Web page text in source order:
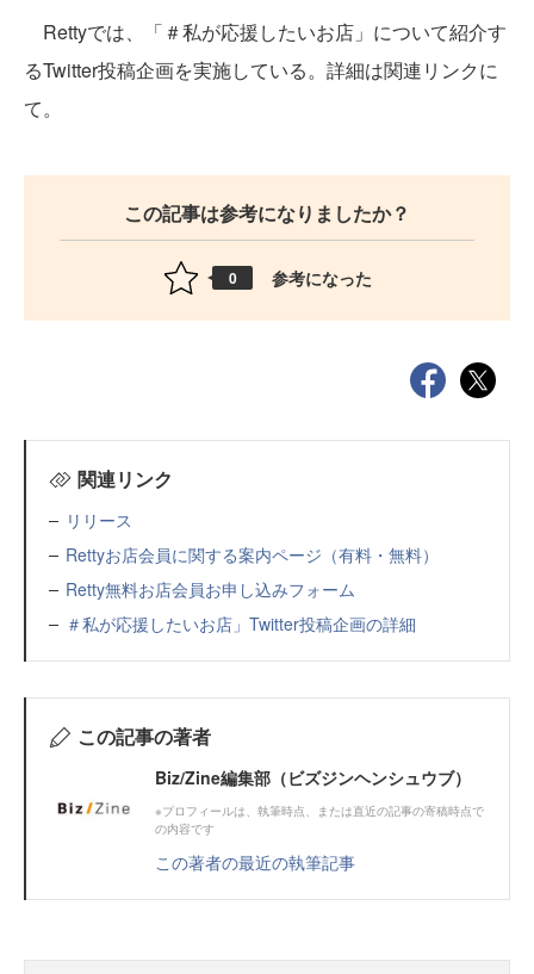
Rettyでは、「＃私が応援したいお店」について紹介す
るTwitter投稿企画を実施している。詳細は関連リンクに
て。
この記事は参考になりましたか？
0 参考になった
関連リンク
リリース
Rettyお店会員に関する案内ページ（有料・無料）
Retty無料お店会員お申し込みフォーム
＃私が応援したいお店」Twitter投稿企画の詳細
この記事の著者
Biz/Zine編集部（ビズジンヘンシュウブ）
※プロフィールは、執筆時点、または直近の記事の寄稿時点で
の内容です
この著者の最近の執筆記事